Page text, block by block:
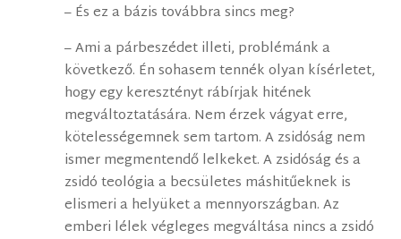
– És ez a bázis továbbra sincs meg?
– Ami a párbeszédet illeti, problémánk a
következő. Én sohasem tennék olyan kísérletet,
hogy egy keresztényt rábírjak hitének
megváltoztatására. Nem érzek vágyat erre,
kötelességemnek sem tartom. A zsidóság nem
ismer megmentendő lelkeket. A zsidóság és a
zsidó teológia a becsületes máshitűeknek is
elismeri a helyüket a mennyországban. Az
emberi lélek végleges megváltása nincs a zsidó